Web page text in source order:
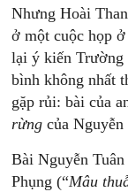
Nhưng Hoài
ở một cuộc họp
lại ý kiến Trường
bình không nhất
gặp rủi: bài của
rừng của Nguyễn
Bài Nguyễn
Phụng (“Mâu